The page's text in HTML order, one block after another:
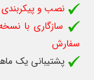
نصب و پیکربندی
سفارش
پشتیبانی یک